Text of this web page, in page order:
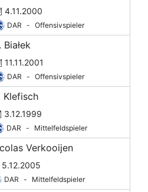
4.11.2000
DAR - Offensivspieler
Białek
11.11.2001
DAR - Offensivspieler
Klefisch
3.12.1999
DAR - Mittelfeldspieler
Verkooijen
5.12.2005
DAR - Mittelfeldspieler